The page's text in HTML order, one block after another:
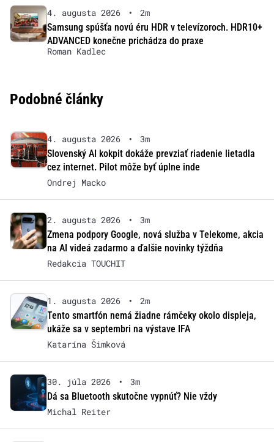
4. augusta 2026 •
2m
Samsung spúšťa novú éru HDR v televízoroch. HDR10+
ADVANCED konečne prichádza do praxe
Roman Kadlec
Podobné články
4. augusta 2026 •
3m
Slovenský AI kokpit dokáže prevziať riadenie lietadla
cez internet. Pilot môže byť úplne inde
Ondrej Macko
2. augusta 2026 •
3m
Zmena podpory Google, nová služba v Telekome, akcia
na AI videá zadarmo a ďalšie novinky týždňa
Redakcia TOUCHIT
1. augusta 2026 •
2m
Tento smartfón nemá žiadne rámčeky okolo displeja,
ukáže sa v septembri na výstave IFA
Katarína Šimková
30. júla 2026 •
3m
Dá sa Bluetooth skutočne vypnúť? Nie vždy
Michal Reiter